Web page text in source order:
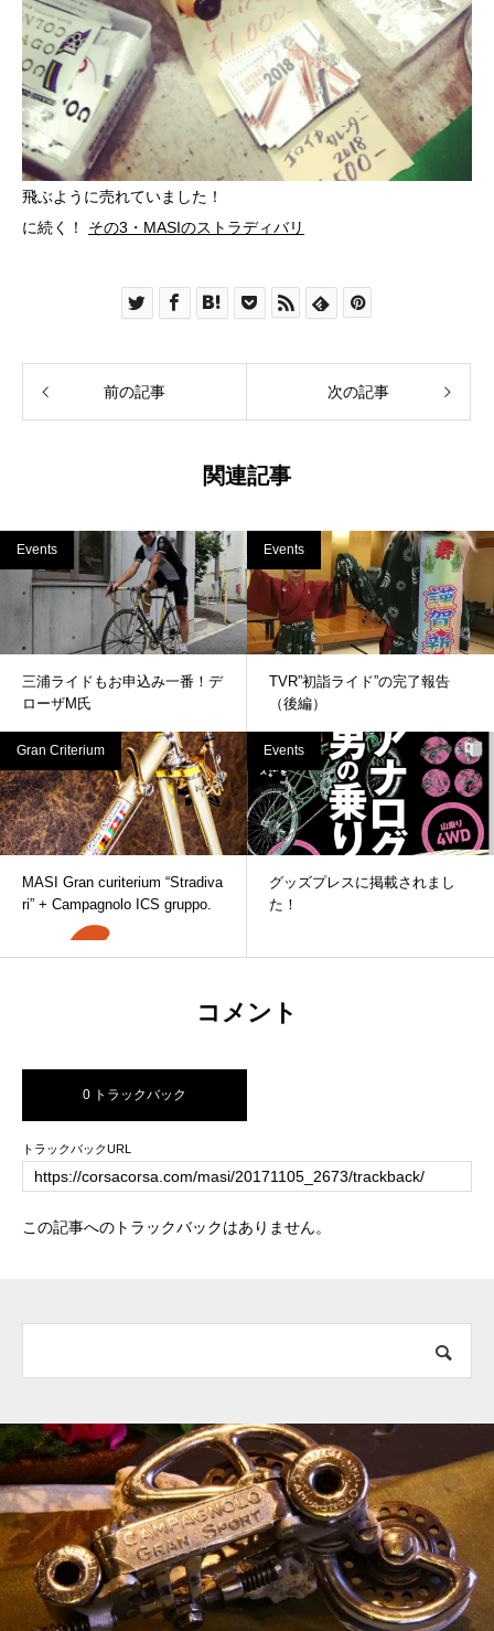
飛ぶように売れていました！
に続く！ その3・MASIのストラディバリ
前の記事 次の記事
関連記事
Events
三浦ライドもお申込み一番！デ
ローザM氏
Events
TVR”初詣ライド”の完了報告
（後編）
Gran Criterium
MASI Gran curiterium “Stradiva
ri” + Campagnolo ICS gruppo.
Events
グッズプレスに掲載されまし
た！
コメント
0 トラックバック
トラックバックURL
この記事へのトラックバックはありません。